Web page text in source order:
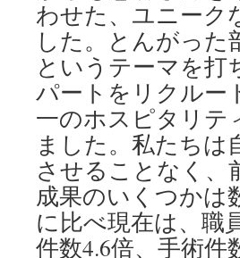
わせた、ユニーク
した。とんがった
というテーマを打
パートをリクルー
一のホスピタリテ
ました。私たちは
させることなく、
成果のいくつかは
に比べ現在は、職
件数4.6倍、手術